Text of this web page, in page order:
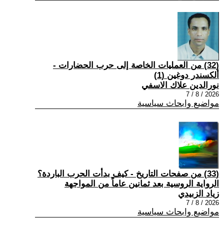
(32) من العمليات الخاصة إلى حرب الحضارات -
ألكسندر دوغين (1)
نورالدين علاك الاسفي
2026 / 8 / 7
مواضيع وابحاث سياسية
(33) من صفحات التاريخ - كيف بدأت الحرب الباردة؟
الرواية الروسية بعد ثمانين عاماً من المواجهة
زياد الزبيدي
2026 / 8 / 7
مواضيع وابحاث سياسية